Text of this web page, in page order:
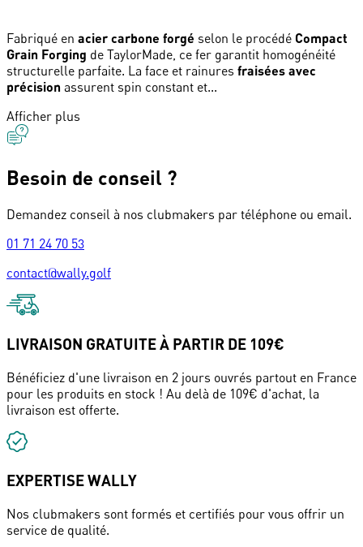
Fabriqué en acier carbone forgé selon le procédé Compact
Grain Forging de TaylorMade, ce fer garantit homogénéité
structurelle parfaite. La face et rainures fraisées avec
précision assurent spin constant et...
Afficher plus
Besoin de conseil ?
Demandez conseil à nos clubmakers par téléphone ou email.
01 71 24 70 53
contact@wally.golf
LIVRAISON GRATUITE À PARTIR DE 109€
Bénéficiez d'une livraison en 2 jours ouvrés partout en France
pour les produits en stock ! Au delà de 109€ d'achat, la
livraison est offerte.
EXPERTISE WALLY
Nos clubmakers sont formés et certifiés pour vous offrir un
service de qualité.